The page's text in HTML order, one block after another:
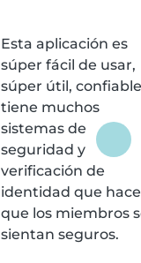
Esta aplicación es
súper fácil de usar,
súper útil,
tiene muchos
sistemas de
seguridad y
verificación de
identidad que
que los miembros
sientan seguros.